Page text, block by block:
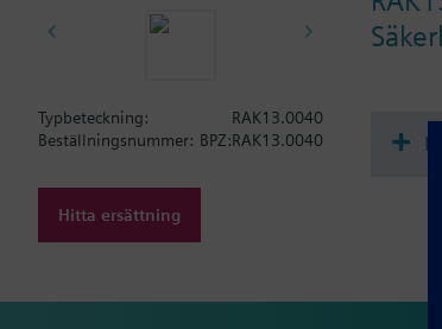
Typbeteckning:
RAK13.0040
Beställningsnummer: BPZ:RAK13.0040
Hitta ersättning